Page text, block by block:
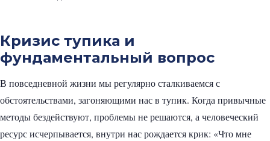
Кризис тупика и
фундаментальный вопрос
В повседневной жизни мы регулярно сталкиваемся с
обстоятельствами, загоняющими нас в тупик. Когда привычные
методы бездействуют, проблемы не решаются, а человеческий
ресурс исчерпывается, внутри нас рождается крик: «Что мне